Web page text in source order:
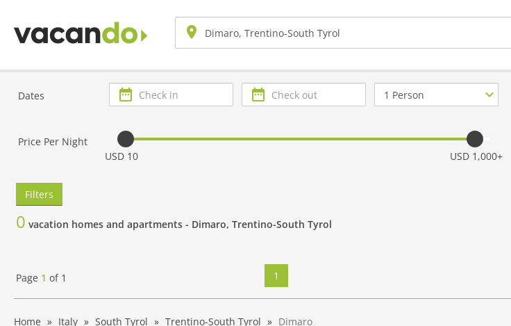
Dates
Check
in
Check
out
Number
of
Price Per Night
USD 10
USD 1,000+
Filters
0 vacation homes and apartments - Dimaro, Trentino-South Tyrol
Page 1 of 1 1
Home Italy South Tyrol Trentino-South Tyrol
Dimaro